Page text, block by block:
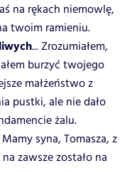
na rękach niemowlę,
twoim ramieniu.
... Zrozumiałem,
burzyć twojego
małżeństwo z
pustki, ale nie dało
żalu.
syna, Tomasza, z
zawsze zostało na